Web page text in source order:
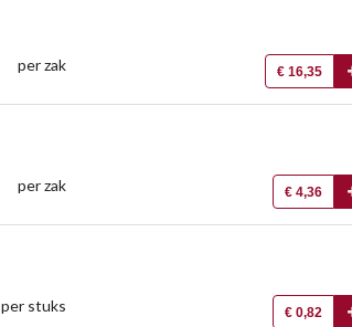
per zak € 16,35
per zak € 4,36
per stuks € 0,82